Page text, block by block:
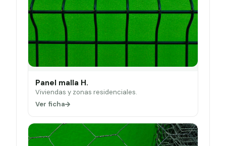
Panel malla H.
Viviendas y zonas residenciales.
Ver ficha